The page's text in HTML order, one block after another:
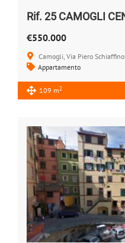
€550.000
Camogli, Via Piero Schiaffino
Appartamento
109 m2